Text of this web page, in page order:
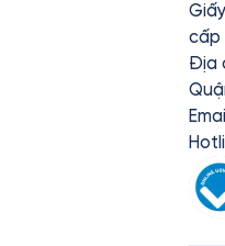
cấp
Địa